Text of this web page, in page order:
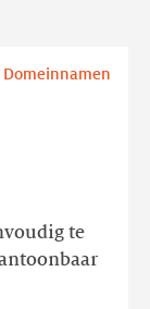
Domeinnamen
te